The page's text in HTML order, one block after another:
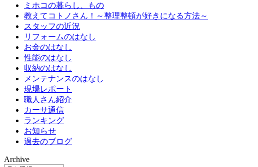
ミホコの暮らし、もの
教えてコトノさん！～整理整頓が好きになる方法～
スタッフの近況
リフォームのはなし
お金のはなし
性能のはなし
収納のはなし
メンテナンスのはなし
現場レポート
職人さん紹介
カーサ通信
ランキング
お知らせ
過去のブログ
Archive